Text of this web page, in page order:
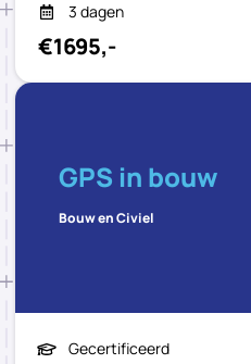
3 dagen
€1695,-
GPS in bouw
Bouw en Civiel
Gecertificeerd